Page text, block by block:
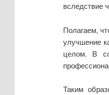
вследствие
Полагаем,
улучшение
целом. В
Таким